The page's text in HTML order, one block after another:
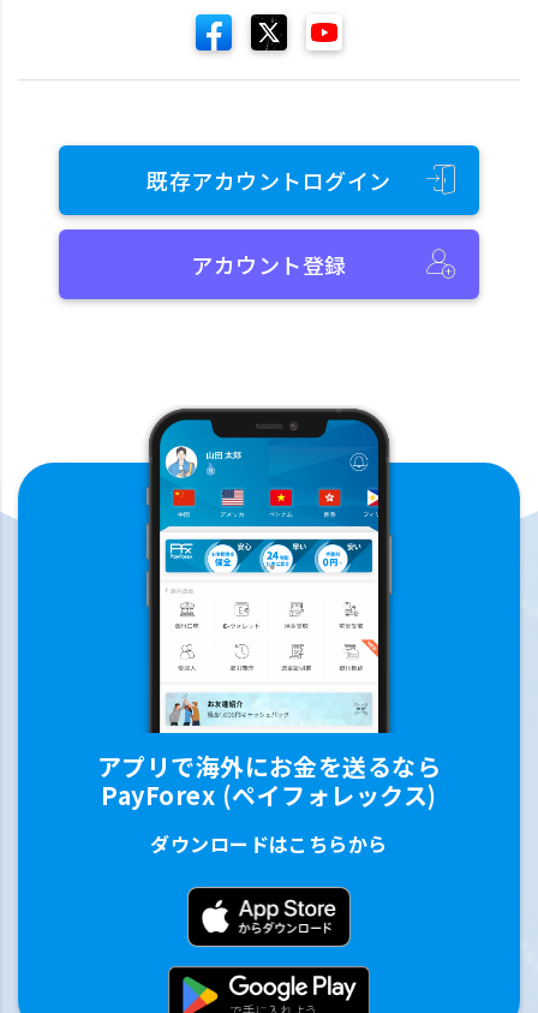
既存アカウントログイン
アカウント登録
アプリで海外にお金を送るなら
PayForex (ペイフォレックス)
ダウンロードはこちらから